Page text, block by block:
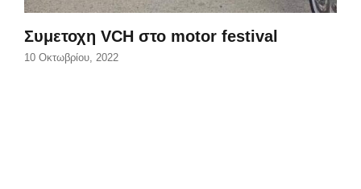
Συμετοχη VCH στο motor festival
10 Οκτωβρίου, 2022